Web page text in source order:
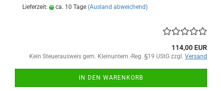
Lieferzeit: ca. 10 Tage (Ausland abweichend)
114,00 EUR
Kein Steuerausweis gem. Kleinuntern.-Reg. §19 UStG zzgl. Versand
IN DEN WARENKORB